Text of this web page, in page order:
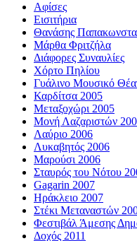
Αφίσες
Εισιτήρια
Θανάσης
Μάρθα Φριτζήλα
Διάφορες Συναυλίες
Χόρτο Πηλίου
Γυάλινο Μουσικό
Καρδίτσα 2005
Μεταξοχώρι 2005
Μονή Λαζαριστών
Λαύριο 2006
Λυκαβητός 2006
Μαρούσι 2006
Σταυρός του Νότου
Gagarin 2007
Ηράκλειο 2007
Στέκι Μεταναστών
Φεστιβάλ Άμεσης
Δοχός 2011